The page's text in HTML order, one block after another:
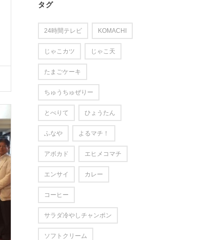
タグ
24時間テレビ KOMACHI
じゃこカツ じゃこ天
たまごケーキ
ちゅうちゅぜりー
とべりて ひょうたん
ふなや よるマチ！
アボカド エヒメコマチ
エンサイ カレー
コーヒー
サラダ冷やしチャンポン
ソフトクリーム